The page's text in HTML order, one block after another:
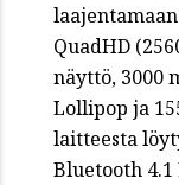
QuadHD
näyttö, 3000
Lollipop ja
laitteesta
Bluetooth 4.1